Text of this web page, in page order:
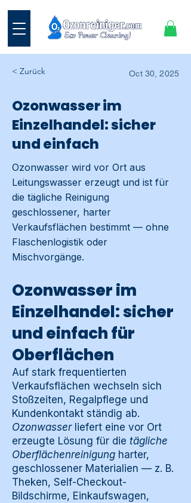
< Zurück Oct 30, 2025
Ozonwasser im
Einzelhandel: sicher
und einfach
Ozonwasser wird vor Ort aus
Leitungswasser erzeugt und ist für
die tägliche Reinigung
geschlossener, harter
Verkaufsflächen bestimmt — ohne
Flaschenlogistik oder
Mischvorgänge.
Ozonwasser im
Einzelhandel: sicher
und einfach für
Oberflächen
Auf stark frequentierten
Verkaufsflächen wechseln sich
Stoßzeiten, Regalpflege und
Kundenkontakt ständig ab.
Ozonwasserliefert eine vor Ort
erzeugte Lösung für die tägliche
Oberflächenreinigung harter,
geschlossener Materialien — z. B.
Theken, Self-Checkout-
Bildschirme, Einkaufswagen,